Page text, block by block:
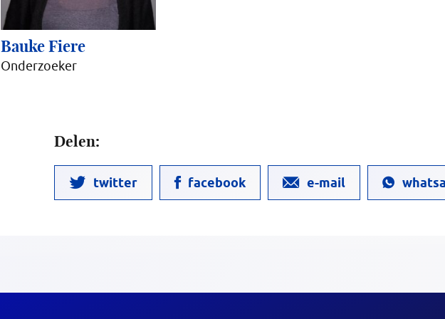
Bauke Fiere
Onderzoeker
Delen:
twitter facebook e-mail